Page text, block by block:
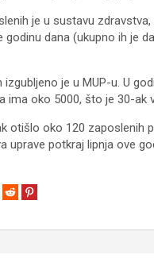
je u sustavu
godinu dana (ukupno ih je
izgubljeno je u MUP-u. U
ima oko 5000, što je 30-ak
otišlo oko 120 zaposlenih
uprave potkraj lipnja ove